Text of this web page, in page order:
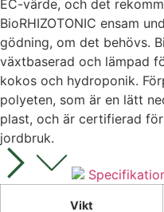
EC-värde, och det
BioRHIZOTONIC ensam
gödning, om det behövs.
växtbaserad och lämpad
kokos och hydroponik.
polyeten, som är en lätt
plast, och är certifierad
jordbruk.
Vikt